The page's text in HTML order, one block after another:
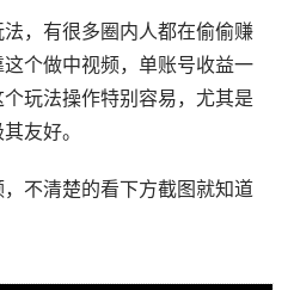
，有很多圈内人都在偷偷赚
个做中视频，单账号收益一
玩法操作特别容易，尤其是
友好。
，不清楚的看下方截图就知道